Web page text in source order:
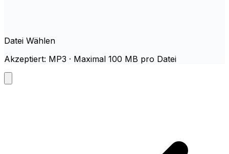
Datei Wählen
Akzeptiert: MP3 · Maximal 100 MB pro Datei